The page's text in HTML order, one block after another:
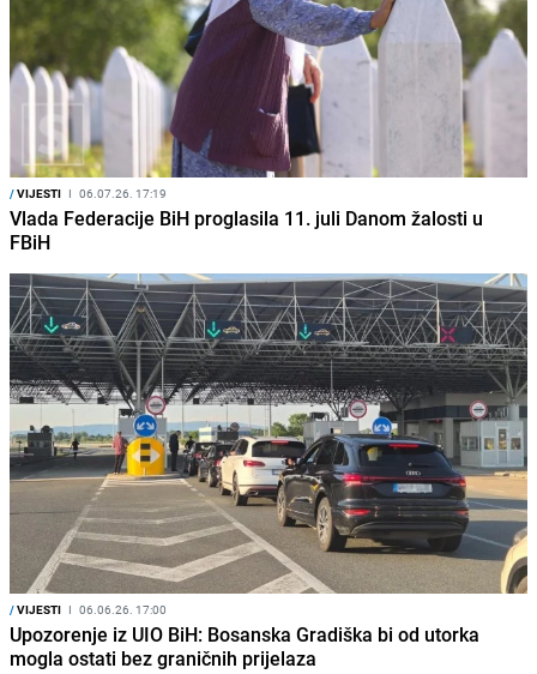
/VIJESTI I 06.07.26. 17:19
Vlada Federacije BiH proglasila 11. juli Danom žalosti u
FBiH
/VIJESTI I 06.06.26. 17:00
Upozorenje iz UIO BiH: Bosanska Gradiška bi od utorka
mogla ostati bez graničnih prijelaza